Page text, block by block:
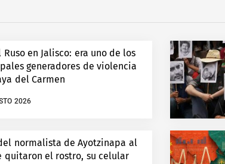
Ruso en Jalisco: era uno de los
generadores de violencia
del Carmen
2026
normalista de Ayotzinapa al
quitaron el rostro, su celular